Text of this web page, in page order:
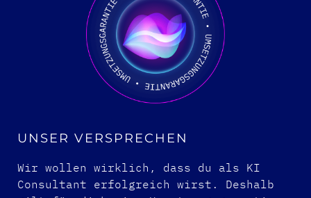
UNSER VERSPRECHEN
Wir wollen wirklich, dass du als KI
Consultant erfolgreich wirst. Deshalb